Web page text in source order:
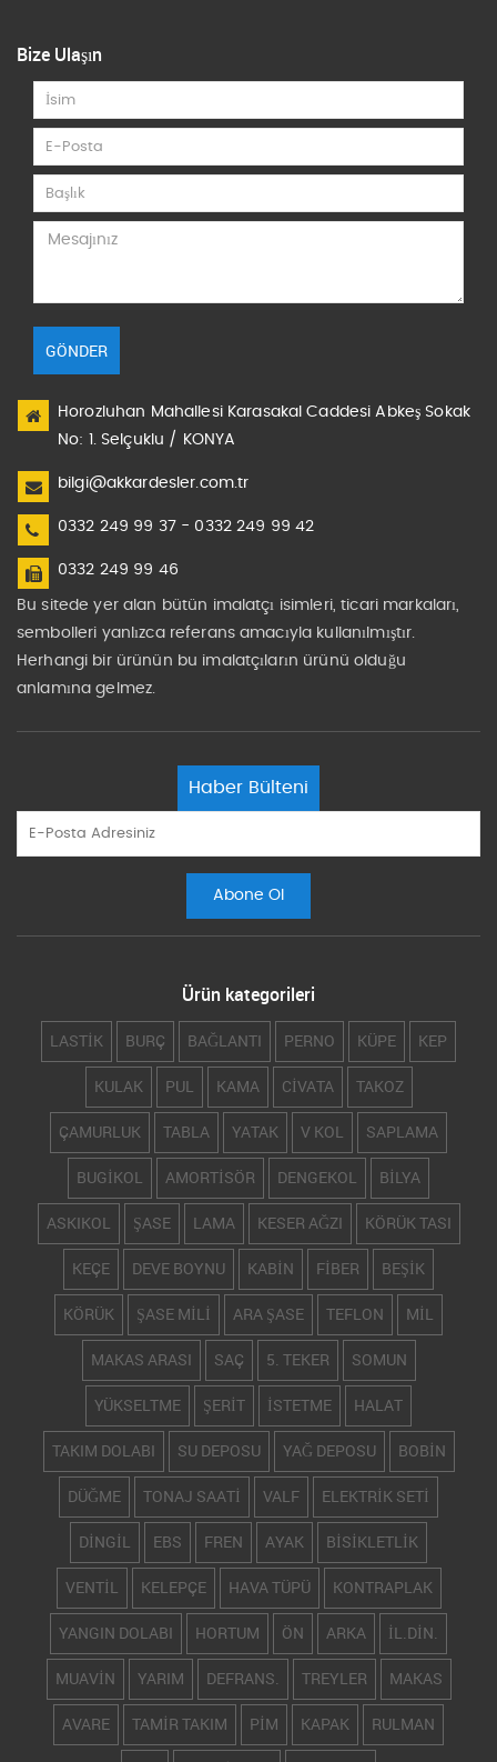
Bize Ulaşın
GÖNDER
Horozluhan Mahallesi Karasakal Caddesi Abkeş Sokak
No: 1. Selçuklu / KONYA
bilgi@akkardesler.com.tr
0332 249 99 37 - 0332 249 99 42
0332 249 99 46
Bu sitede yer alan bütün imalatçı isimleri, ticari markaları,
sembolleri yanlızca referans amacıyla kullanılmıştır.
Herhangi bir ürünün bu imalatçıların ürünü olduğu
anlamına gelmez.
Haber Bülteni
Ürün kategorileri
LASTİK BURÇ BAĞLANTI PERNO KÜPE KEP
KULAK PUL KAMA CİVATA TAKOZ
ÇAMURLUK TABLA YATAK V KOL SAPLAMA
BUGİKOL AMORTİSÖR DENGEKOL BİLYA
ASKIKOL ŞASE LAMA KESER AĞZI KÖRÜK TASI
KEÇE DEVE BOYNU KABİN FİBER BEŞİK
KÖRÜK ŞASE MİLİ ARA ŞASE TEFLON MİL
MAKAS ARASI SAÇ 5. TEKER SOMUN
YÜKSELTME ŞERİT İSTETME HALAT
TAKIM DOLABI SU DEPOSU YAĞ DEPOSU BOBİN
DÜĞME TONAJ SAATİ VALF ELEKTRİK SETİ
DİNGİL EBS FREN AYAK BİSİKLETLİK
VENTİL KELEPÇE HAVA TÜPÜ KONTRAPLAK
YANGIN DOLABI HORTUM ÖN ARKA İL.DİN.
MUAVİN YARIM DEFRANS. TREYLER MAKAS
AVARE TAMİR TAKIM PİM KAPAK RULMAN